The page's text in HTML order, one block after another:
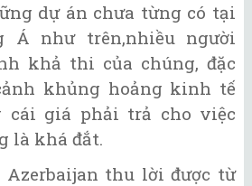
dự án chưa từng có tại
Á như trên,nhiều người
khả thi của chúng, đặc
khủng hoảng kinh tế
cái giá phải trả cho việc
là khá đắt.
Azerbaijan thu lời được từ